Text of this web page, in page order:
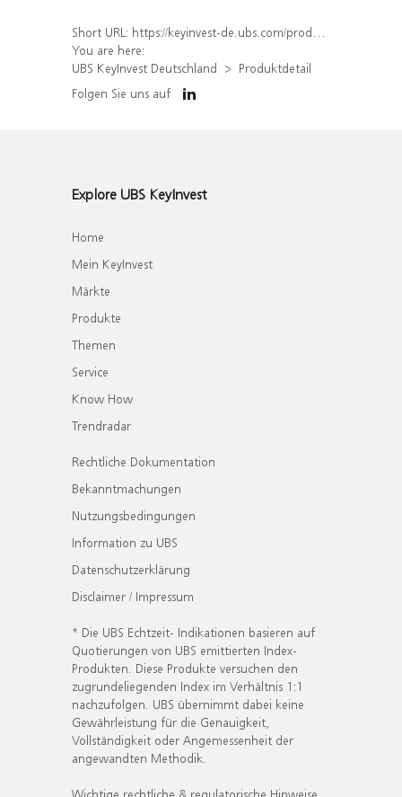
Short URL: https://keyinvest-de.ubs.com/produkt/detail/index/isin/DE000WA7D8R5
You are here:
UBS KeyInvest Deutschland
Produktdetail
Folgen Sie uns auf
Explore UBS KeyInvest
Home
Mein KeyInvest
Märkte
Produkte
Themen
Service
Know How
Trendradar
Rechtliche Dokumentation
Bekanntmachungen
Nutzungsbedingungen
Information zu UBS
Datenschutzerklärung
Disclaimer / Impressum
* Die UBS Echtzeit- Indikationen basieren auf
Quotierungen von UBS emittierten Index-
Produkten. Diese Produkte versuchen den
zugrundeliegenden Index im Verhältnis 1:1
nachzufolgen. UBS übernimmt dabei keine
Gewährleistung für die Genauigkeit,
Vollständigkeit oder Angemessenheit der
angewandten Methodik.